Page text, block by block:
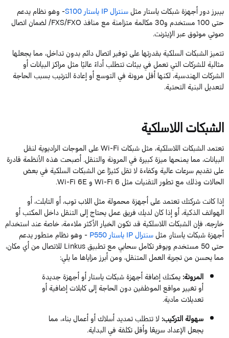
بيبرزدور أجهزة شبكاتياستارمثلسنترالIPياستارS100- وهو نظام يدعم
حتى100مستخدم و30مكالمة متزامنة مع منافذFXS/FXO
/لضمان اتصال
صوتي موثوق عبر الإيثرنت.
تتميز الشبكات السلكية بقدرتها على توفير اتصال دائمبدون تداخل، مما يجعلها
مثالية للشركات التي تعمل في بيئات تتطلب أداءً عاليًا مثل مراكز البيانات أو
الشركات الهندسية،لكنها أقل مرونة في التوسع أو إعادة الترتيب بسبب الحاجة
لتعديل البنية التحتية.
الشبكات اللاسلكية
تعتمدالشبكات اللاسلكية، مثل شبكاتWi-Fiعلى الموجات الراديوية لنقل
البيانات، مما يمنحها ميزة كبيرة في المرونة والتنقل.أصبحت هذه الأنظمة قادرة
على تقديم سرعات عالية وكفاءة لا تقل كثيرًا عن الشبكات السلكية في بعض
الحالات وذلكمع تطور التقنيات مثل Wi-Fi 6 و Wi-Fi 6E
.
إذا كانت شركتك تعتمد على أجهزة محمولة مثل اللاب توب،أو التابلت،أو
الهواتف الذكية، أو إذا كان لديك فريق عمل يحتاج إلى التنقل داخل المكتب أو
خارجه، فإن الشبكات اللاسلكية قد تكون الخيار الأكثر ملاءمة، خاصة عند استخدام
أجهزة شبكاتياستار، مثلسنترالIPياستارP550- وهو نظام متطور يدعم
حتى50 مستخدم ويوفر تكامل سحابي مع تطبيقLinkus للاتصال من أي مكان،
ممايحسن منتجربة العمل المتنقل، ومن أبرز مزاياها ما يلي:
المرونة:يمكنك إضافةأجهزة شبكاتياستارأو أجهزة جديدة
أو تغيير مواقع الموظفين دون الحاجة إلى كابلات إضافية أو
تعديلات مادية.
سهولة التركيب: لا تتطلب تمديد أسلاك أو أعمال بناء، مما
يجعل الإعداد سريعًا وأقل تكلفة في البداية.